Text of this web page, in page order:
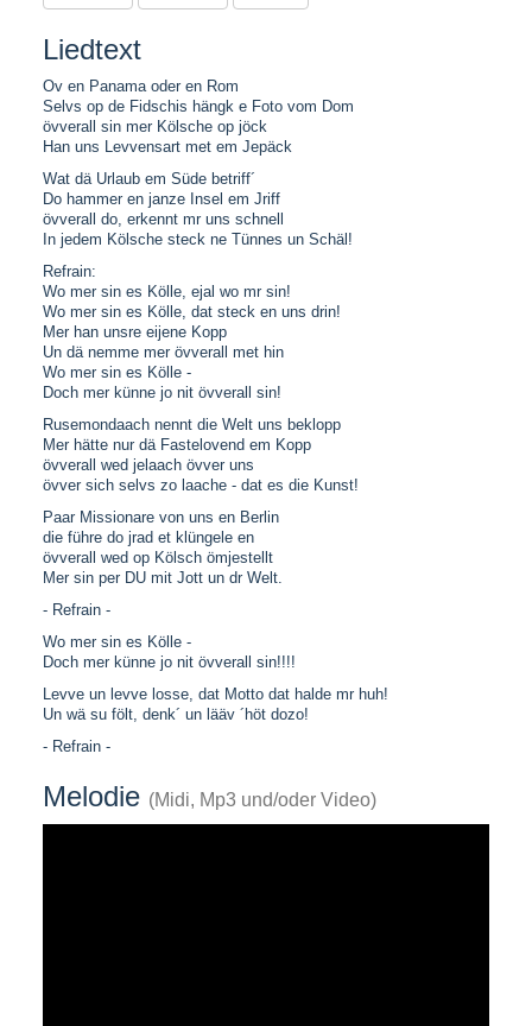
Liedtext
Ov en Panama oder en Rom
Selvs op de Fidschis hängk e Foto vom Dom
övverall sin mer Kölsche op jöck
Han uns Levvensart met em Jepäck
Wat dä Urlaub em Süde betriff´
Do hammer en janze Insel em Jriff
övverall do, erkennt mr uns schnell
In jedem Kölsche steck ne Tünnes un Schäl!
Refrain:
Wo mer sin es Kölle, ejal wo mr sin!
Wo mer sin es Kölle, dat steck en uns drin!
Mer han unsre eijene Kopp
Un dä nemme mer övverall met hin
Wo mer sin es Kölle -
Doch mer künne jo nit övverall sin!
Rusemondaach nennt die Welt uns beklopp
Mer hätte nur dä Fastelovend em Kopp
övverall wed jelaach övver uns
övver sich selvs zo laache - dat es die Kunst!
Paar Missionare von uns en Berlin
die führe do jrad et klüngele en
övverall wed op Kölsch ömjestellt
Mer sin per DU mit Jott un dr Welt.
- Refrain -
Wo mer sin es Kölle -
Doch mer künne jo nit övverall sin!!!!
Levve un levve losse, dat Motto dat halde mr huh!
Un wä su fölt, denk´ un lääv ´höt dozo!
- Refrain -
Melodie (Midi, Mp3 und/oder Video)